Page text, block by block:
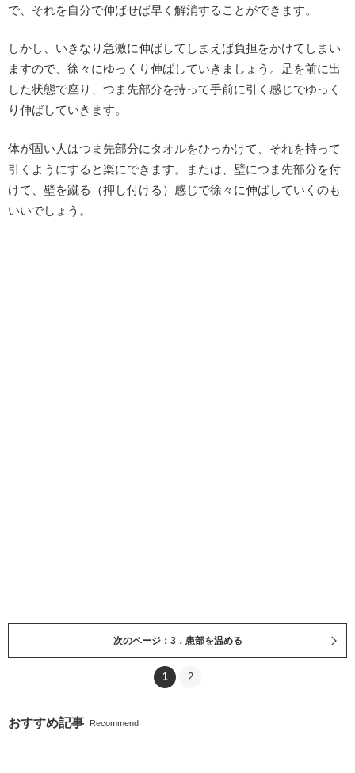
で、それを自分で伸ばせば早く解消することができます。
しかし、いきなり急激に伸ばしてしまえば負担をかけてしまい
ますので、徐々にゆっくり伸ばしていきましょう。足を前に出
した状態で座り、つま先部分を持って手前に引く感じでゆっく
り伸ばしていきます。
体が固い人はつま先部分にタオルをひっかけて、それを持って
引くようにすると楽にできます。または、壁につま先部分を付
けて、壁を蹴る（押し付ける）感じで徐々に伸ばしていくのも
いいでしょう。
次のページ：3．患部を温める
1 2
おすすめ記事 Recommend